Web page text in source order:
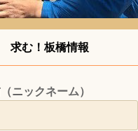
求む！板橋情報
ニックネーム）